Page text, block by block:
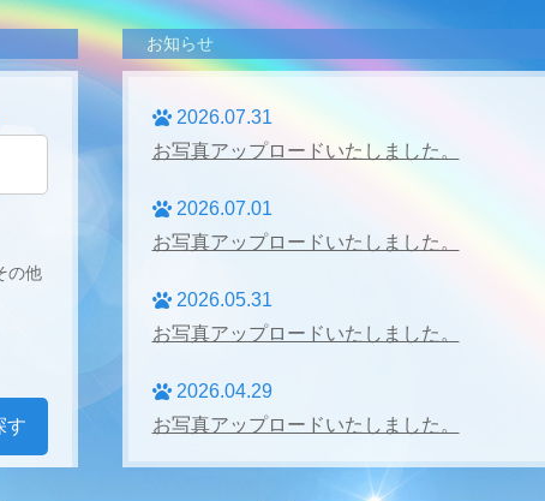
の他
す
お知らせ
2026.07.31
お写真アップロードいたしました。
2026.07.01
お写真アップロードいたしました。
2026.05.31
お写真アップロードいたしました。
2026.04.29
お写真アップロードいたしました。